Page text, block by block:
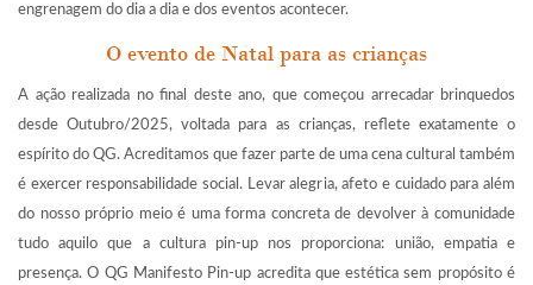
engrenagem do dia a dia e dos eventos acontecer.
O evento de Natal para as crianças
A ação realizada no final deste ano, que começou arrecadar brinquedos
desde Outubro/2025, voltada para as crianças, reflete exatamente o
espírito do QG. Acreditamos que fazer parte de uma cena cultural também
é exercer responsabilidade social. Levar alegria, afeto e cuidado para além
do nosso próprio meio é uma forma concreta de devolver à comunidade
tudo aquilo que a cultura pin-up nos proporciona: união, empatia e
presença. O QG Manifesto Pin-up acredita que estética sem propósito é